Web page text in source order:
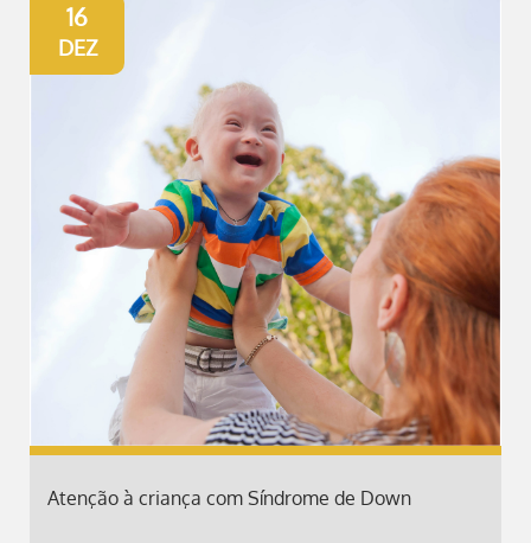
16
DEZ
Atenção à criança com Síndrome de Down